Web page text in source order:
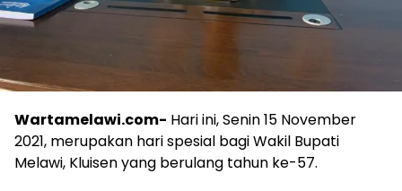
Wartamelawi.com- Hari ini, Senin 15 November
2021, merupakan hari spesial bagi Wakil Bupati
Melawi, Kluisen yang berulang tahun ke-57.